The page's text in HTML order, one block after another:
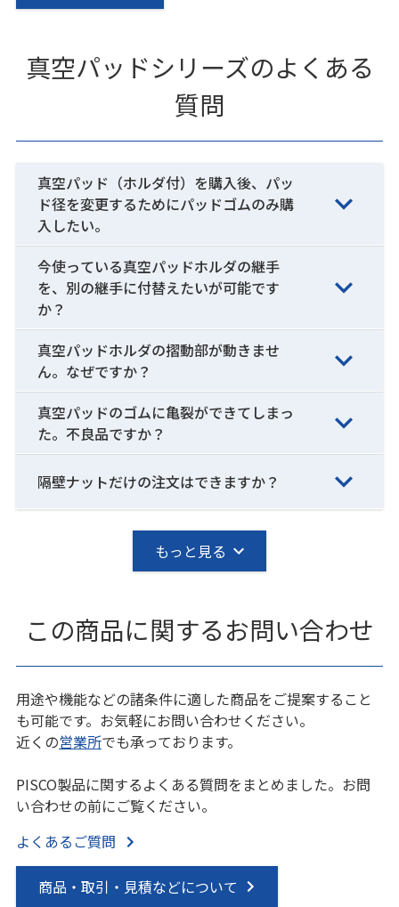
真空パッドシリーズのよくある
質問
真空パッド（ホルダ付）を購入後、パッ
ド径を変更するためにパッドゴムのみ購
入したい。
今使っている真空パッドホルダの継手
を、別の継手に付替えたいが可能です
か？
真空パッドホルダの摺動部が動きませ
ん。なぜですか？
真空パッドのゴムに亀裂ができてしまっ
た。不良品ですか？
隔壁ナットだけの注文はできますか？
もっと見る
この商品に関するお問い合わせ
用途や機能などの諸条件に適した商品をご提案すること
も可能です。お気軽にお問い合わせください。
近くの営業所でも承っております。
PISCO製品に関するよくある質問をまとめました。お問
い合わせの前にご覧ください。
よくあるご質問
商品・取引・見積などについて